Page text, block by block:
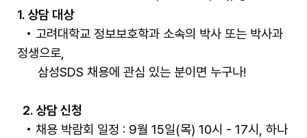
1. 상담 대상
• 고려대학교 정보보호학과 소속의 박사 또는 박사과
정생으로,
삼성SDS 채용에 관심 있는 분이면 누구나!
2. 상담 신청
• 채용 박람회 일정 : 9월 15일(목) 10시 - 17시 , 하나